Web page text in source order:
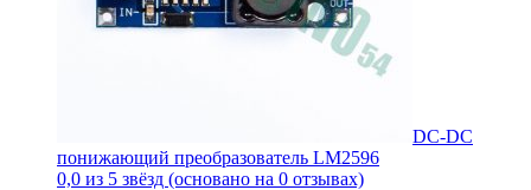
DC-DC
понижающий преобразователь LM2596
0,0 из 5 звёзд (основано на 0 отзывах)